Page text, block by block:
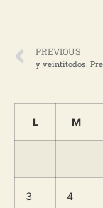
PREVIOUS
y veintitodos.
L M
3 4